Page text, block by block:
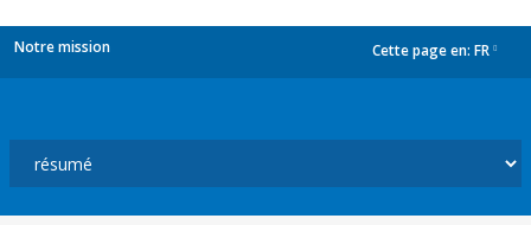
Notre mission Cette page en: FR